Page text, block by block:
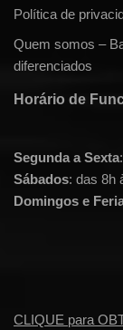
Política de
Quem somos –
diferenciados
Horário de
Segunda a Sexta
Sábados: das 8h
Domingos e
CLIQUE para